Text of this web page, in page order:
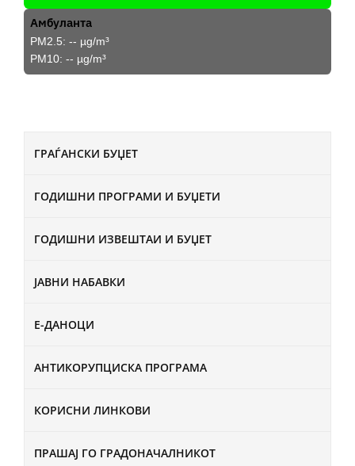
ГРАЃАНСКИ БУЏЕТ
ГОДИШНИ ПРОГРАМИ И БУЏЕТИ
ГОДИШНИ ИЗВЕШТАИ И БУЏЕТ
ЈАВНИ НАБАВКИ
Е-ДАНОЦИ
АНТИКОРУПЦИСКА ПРОГРАМА
КОРИСНИ ЛИНКОВИ
ПРАШАЈ ГО ГРАДОНАЧАЛНИКОТ
Амбуланта
PM2.5: -- µg/m³
PM10: -- µg/m³